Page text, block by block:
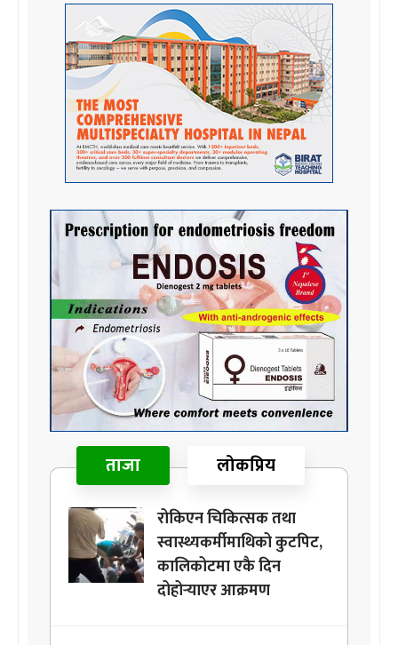
ताजा लोकप्रिय
रोकिएन चिकित्सक तथा
स्वास्थ्यकर्मीमाथिको कुटपिट,
कालिकोटमा एकै दिन
दोहोर्‍याएर आक्रमण